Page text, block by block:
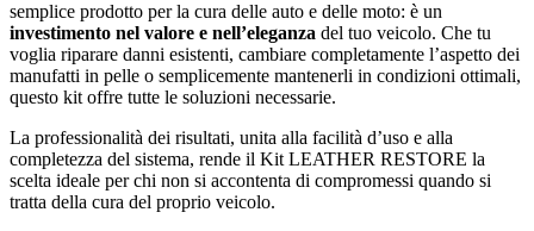
semplice prodotto per la cura delle auto e delle moto: è un
investimento nel valore e nell’eleganza del tuo veicolo. Che tu
voglia riparare danni esistenti, cambiare completamente l’aspetto dei
manufatti in pelle o semplicemente mantenerli in condizioni ottimali,
questo kit offre tutte le soluzioni necessarie.
La professionalità dei risultati, unita alla facilità d’uso e alla
completezza del sistema, rende il Kit LEATHER RESTORE la
scelta ideale per chi non si accontenta di compromessi quando si
tratta della cura del proprio veicolo.